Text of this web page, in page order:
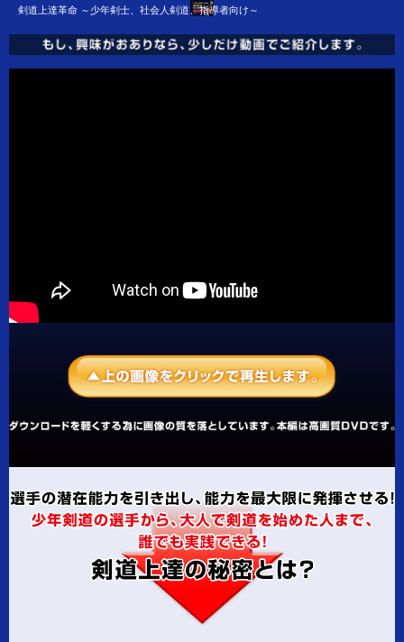
剣道上達革命 ～少年剣士、社会人剣道、指導者向け～